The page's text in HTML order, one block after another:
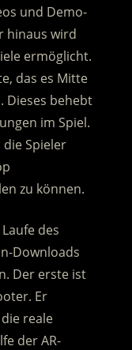
und Demo-
hinaus wird
ermöglicht.
das es Mitte
Dieses behebt
im Spiel.
Spieler
zu können.
des
Downloads
Der erste ist
Er
reale
der AR-